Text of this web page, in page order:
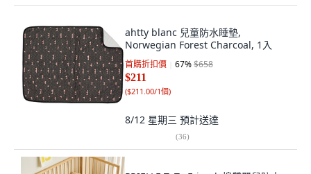
ahtty blanc 兒童防水睡墊,
Norwegian Forest Charcoal, 1入
首購折扣價 67%$658
$211
($211.00/1個)
8/12 星期三 預計送達
(36)